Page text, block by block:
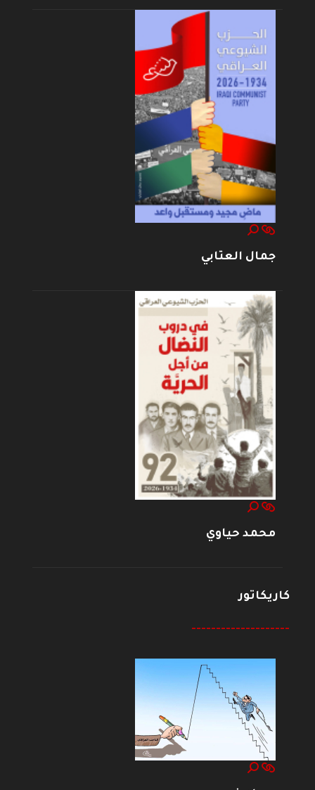
جمال العتابي
محمد حياوي
كاريكاتور
--------------------